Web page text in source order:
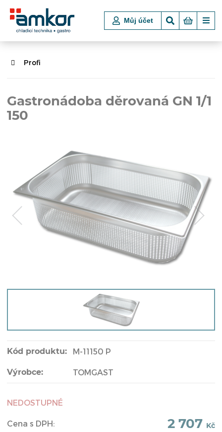
Můj účet
Profi
Gastronádoba děrovaná GN 1/1
150
Kód produktu: M-11150 P
Výrobce: TOMGAST
NEDOSTUPNÉ
Cena s DPH: 2 707 Kč